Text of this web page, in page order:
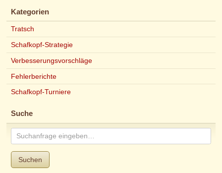
Kategorien
Tratsch
Schafkopf-Strategie
Verbesserungsvorschläge
Fehlerberichte
Schafkopf-Turniere
Suche
Suchen